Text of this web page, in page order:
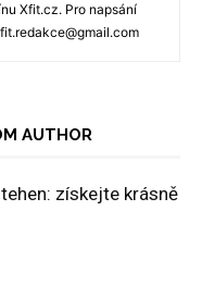
Xfit.cz. Pro napsání
AUTHOR
získejte krásně